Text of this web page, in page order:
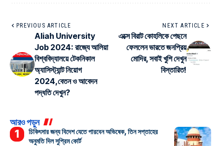
PREVIOUS ARTICLE
Aliah University
Job 2024: রাজ্যে আলিয়া
বিশ্ববিদ্যালয়ে টেকনিকাল
অ্যাসিস্ট্যান্ট নিয়োগ
2024,বেতন ও আবেদন
পদ্ধতি দেখুন?
NEXT ARTICLE
এক্সে বিরাট কোহলিকে পেছনে
ফেললেন ভারতে জনপ্রিয়
মোদির, সবাই খুশি দেখুন
বিস্তারিত!
আরও পড়ুন
চিকিৎসার জন্য বিদেশ যেতে পারবেন অভিষেক, তিন সপ্তাহের
অনুমতি দিল সুপ্রিম কোর্ট